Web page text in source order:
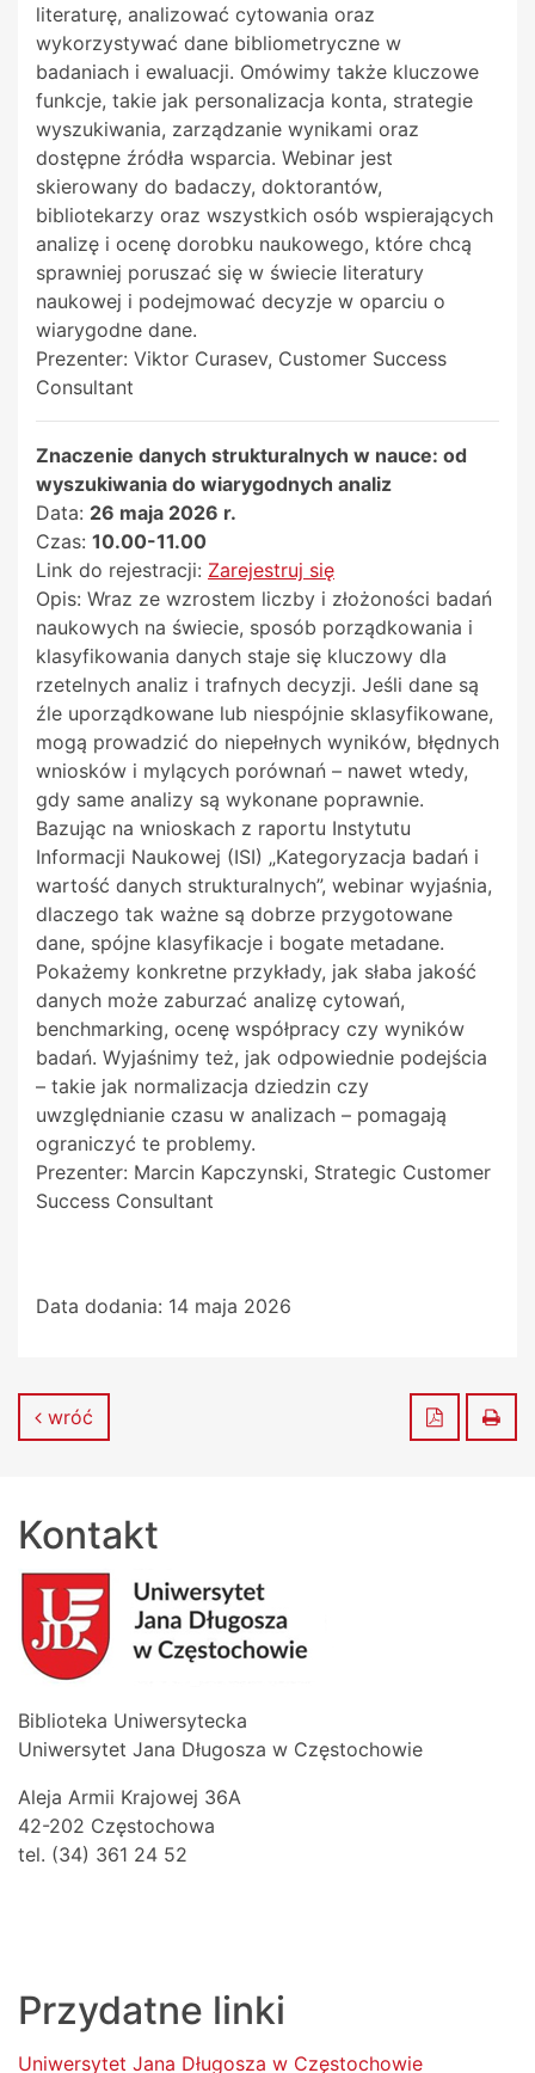
literaturę, analizować cytowania oraz
wykorzystywać dane bibliometryczne w
badaniach i ewaluacji. Omówimy także kluczowe
funkcje, takie jak personalizacja konta, strategie
wyszukiwania, zarządzanie wynikami oraz
dostępne źródła wsparcia. Webinar jest
skierowany do badaczy, doktorantów,
bibliotekarzy oraz wszystkich osób wspierających
analizę i ocenę dorobku naukowego, które chcą
sprawniej poruszać się w świecie literatury
naukowej i podejmować decyzje w oparciu o
wiarygodne dane.
Prezenter: Viktor Curasev, Customer Success
Consultant
Znaczenie danych strukturalnych w nauce: od
wyszukiwania do wiarygodnych analiz
Data: 26 maja 2026 r.
Czas: 10.00-11.00
Link do rejestracji: Zarejestruj się
Opis: Wraz ze wzrostem liczby i złożoności badań
naukowych na świecie, sposób porządkowania i
klasyfikowania danych staje się kluczowy dla
rzetelnych analiz i trafnych decyzji. Jeśli dane są
źle uporządkowane lub niespójnie sklasyfikowane,
mogą prowadzić do niepełnych wyników, błędnych
wniosków i mylących porównań – nawet wtedy,
gdy same analizy są wykonane poprawnie.
Bazując na wnioskach z raportu Instytutu
Informacji Naukowej (ISI) „Kategoryzacja badań i
wartość danych strukturalnych”, webinar wyjaśnia,
dlaczego tak ważne są dobrze przygotowane
dane, spójne klasyfikacje i bogate metadane.
Pokażemy konkretne przykłady, jak słaba jakość
danych może zaburzać analizę cytowań,
benchmarking, ocenę współpracy czy wyników
badań. Wyjaśnimy też, jak odpowiednie podejścia
– takie jak normalizacja dziedzin czy
uwzględnianie czasu w analizach – pomagają
ograniczyć te problemy.
Prezenter: Marcin Kapczynski, Strategic Customer
Success Consultant
Data dodania: 14 maja 2026
wróć Zapisz do
Kontakt
Biblioteka Uniwersytecka
Uniwersytet Jana Długosza w Częstochowie
Aleja Armii Krajowej 36A
42-202 Częstochowa
tel. (34) 361 24 52
Przydatne linki
Uniwersytet Jana Długosza w Częstochowie